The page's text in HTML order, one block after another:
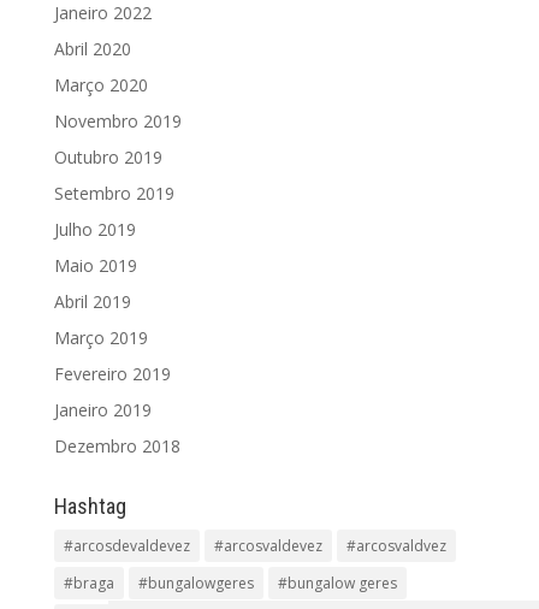
Janeiro 2022
Abril 2020
Março 2020
Novembro 2019
Outubro 2019
Setembro 2019
Julho 2019
Maio 2019
Abril 2019
Março 2019
Fevereiro 2019
Janeiro 2019
Dezembro 2018
Hashtag
#arcosdevaldevez #arcosvaldevez
#arcosvaldvez
#braga
#bungalowgeres
#bungalow geres